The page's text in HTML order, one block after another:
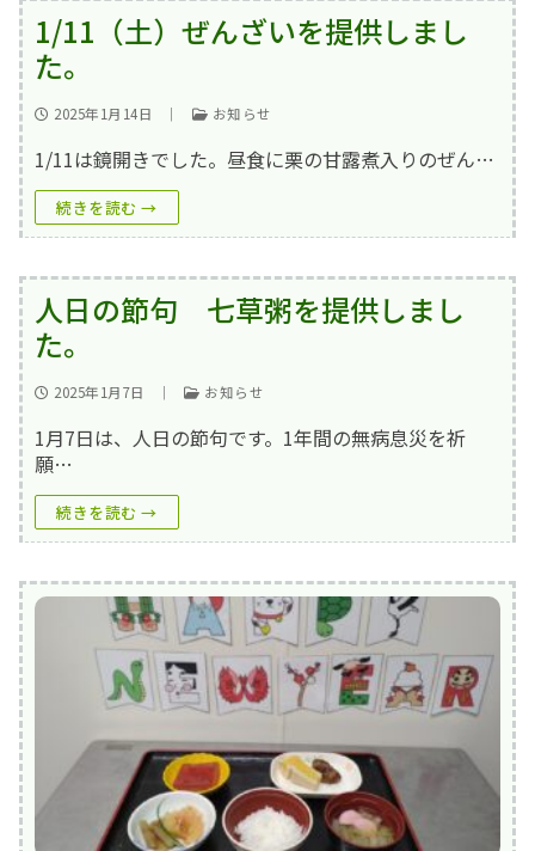
1/11（土）ぜんざいを提供しまし
た。
2025年1月14日 ｜ お知らせ
1/11は鏡開きでした。昼食に栗の甘露煮入りのぜん…
続きを読む →
人日の節句 七草粥を提供しまし
た。
2025年1月7日 ｜ お知らせ
1月7日は、人日の節句です。1年間の無病息災を祈
願…
続きを読む →